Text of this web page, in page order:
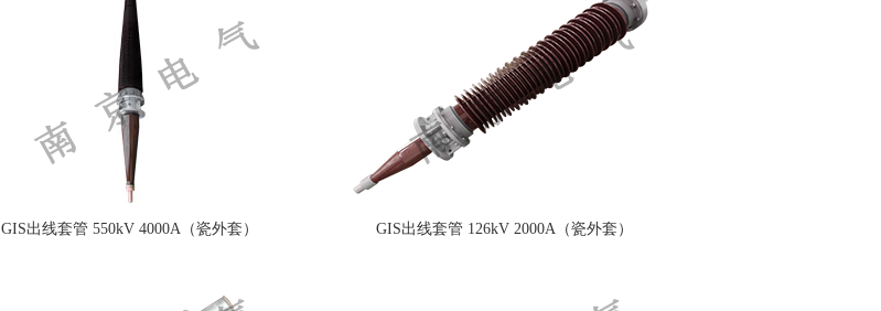
GIS出线套管 550kV 4000A（瓷外套） GIS出线套管 126kV 2000A（瓷外套）